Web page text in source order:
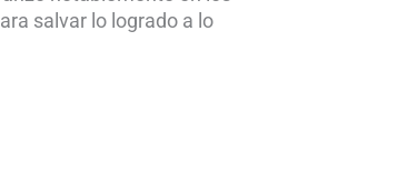
salvar lo logrado a lo